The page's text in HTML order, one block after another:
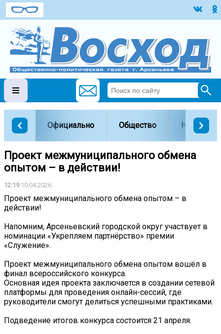
Официально Общество Наука и
Проект межмуниципального обмена
опытом – в действии!
12:1910.04.2026
Проект межмуниципального обмена опытом – в
действии!
Напомним, Арсеньевский городской округ участвует в
номинации «Укрепляем партнёрство» премии
«Служение».
Проект межмуниципального обмена опытом вошёл в
финал всероссийского конкурса.
Основная идея проекта заключается в создании сетевой
платформы для проведения онлайн-сессий, где
руководители смогут делиться успешными практиками.
Подведение итогов конкурса состоится 21 апреля.